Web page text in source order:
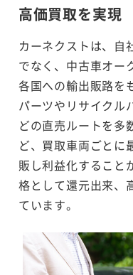
高価買取を実現
カーネクストは、自
でなく、中古車オー
各国への輸出販路を
パーツやリサイクル
どの直売ルートを多
ど、買取車両ごとに
販し利益化すること
格として還元出来、
ています。